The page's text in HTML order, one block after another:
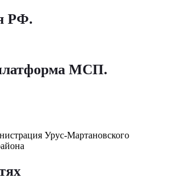
РФ.
МСП.
Урус-Мартановского